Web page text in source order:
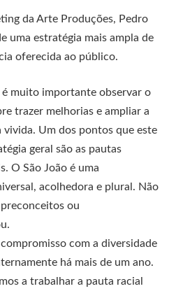
da Arte Produções, Pedro
uma estratégia mais ampla de
oferecida ao público.
é muito importante observar o
trazer melhorias e ampliar a
vivida. Um dos pontos que este
geral são as pautas
O São João é uma
acolhedora e plural. Não
ou
com a diversidade
há mais de um ano.
a trabalhar a pauta racial